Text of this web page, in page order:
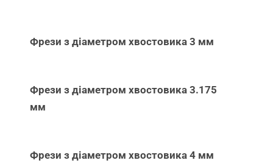
Фрези з діаметром хвостовика 3 мм
Фрези з діаметром хвостовика 3.175
мм
Фрези з діаметром хвостовика 4 мм